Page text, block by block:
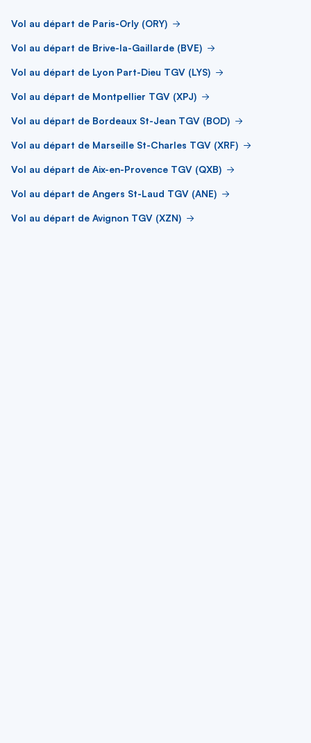
Vol au départ de Paris-Orly (ORY)
Vol au départ de Brive-la-Gaillarde (BVE)
Vol au départ de Lyon Part-Dieu TGV (LYS)
Vol au départ de Montpellier TGV (XPJ)
Vol au départ de Bordeaux St-Jean TGV (BOD)
Vol au départ de Marseille St-Charles TGV (XRF)
Vol au départ de Aix-en-Provence TGV (QXB)
Vol au départ de Angers St-Laud TGV (ANE)
Vol au départ de Avignon TGV (XZN)